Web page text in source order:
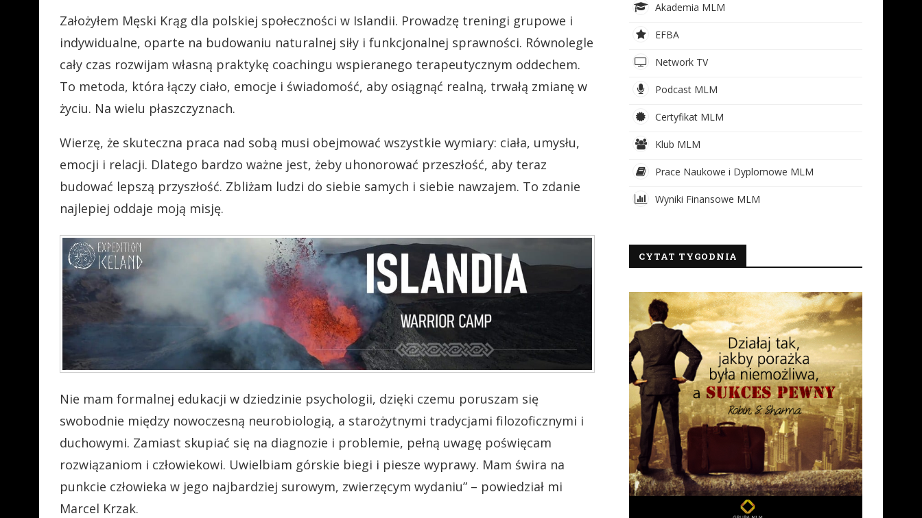
Założyłem Męski Krąg dla polskiej społeczności w Islandii. Prowadzę treningi grupowe i
indywidualne, oparte na budowaniu naturalnej siły i funkcjonalnej sprawności. Równolegle
cały czas rozwijam własną praktykę coachingu wspieranego terapeutycznym oddechem.
To metoda, która łączy ciało, emocje i świadomość, aby osiągnąć realną, trwałą zmianę w
życiu. Na wielu płaszczyznach.
Wierzę, że skuteczna praca nad sobą musi obejmować wszystkie wymiary: ciała, umysłu,
emocji i relacji. Dlatego bardzo ważne jest, żeby uhonorować przeszłość, aby teraz
budować lepszą przyszłość. Zbliżam ludzi do siebie samych i siebie nawzajem. To zdanie
najlepiej oddaje moją misję.
Nie mam formalnej edukacji w dziedzinie psychologii, dzięki czemu poruszam się
swobodnie między nowoczesną neurobiologią, a starożytnymi tradycjami filozoficznymi i
duchowymi. Zamiast skupiać się na diagnozie i problemie, pełną uwagę poświęcam
rozwiązaniom i człowiekowi. Uwielbiam górskie biegi i piesze wyprawy. Mam świra na
punkcie człowieka w jego najbardziej surowym, zwierzęcym wydaniu” – powiedział mi
Marcel Krzak.
Akademia MLM
EFBA
Network TV
Podcast MLM
Certyfikat MLM
Klub MLM
Prace Naukowe i Dyplomowe MLM
Wyniki Finansowe MLM
CYTAT TYGODNIA